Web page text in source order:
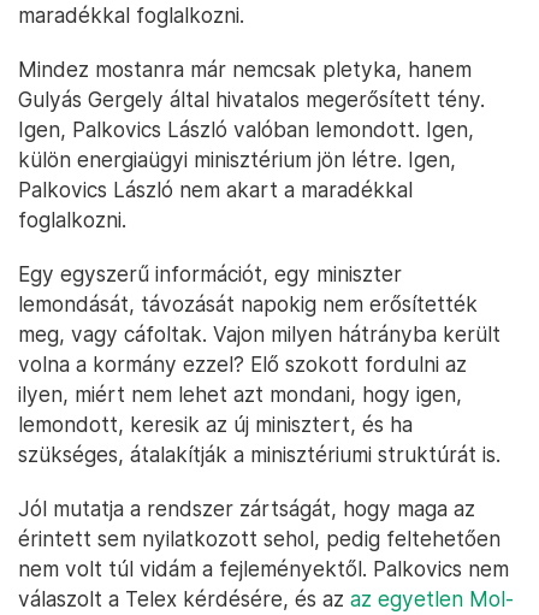
maradékkal foglalkozni.
Mindez mostanra már nemcsak pletyka, hanem
Gulyás Gergely által hivatalos megerősített tény.
Igen, Palkovics László valóban lemondott. Igen,
külön energiaügyi minisztérium jön létre. Igen,
Palkovics László nem akart a maradékkal
foglalkozni.
Egy egyszerű információt, egy miniszter
lemondását, távozását napokig nem erősítették
meg, vagy cáfoltak. Vajon milyen hátrányba került
volna a kormány ezzel? Elő szokott fordulni az
ilyen, miért nem lehet azt mondani, hogy igen,
lemondott, keresik az új minisztert, és ha
szükséges, átalakítják a minisztériumi struktúrát is.
Jól mutatja a rendszer zártságát, hogy maga az
érintett sem nyilatkozott sehol, pedig feltehetően
nem volt túl vidám a fejleményektől. Palkovics nem
válaszolt a Telex kérdésére, és az az egyetlen Mol-